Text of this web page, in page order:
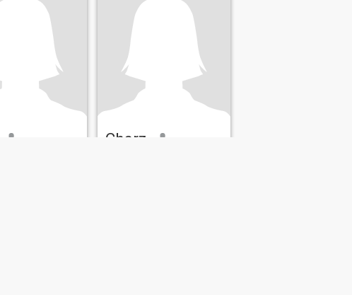
Charz